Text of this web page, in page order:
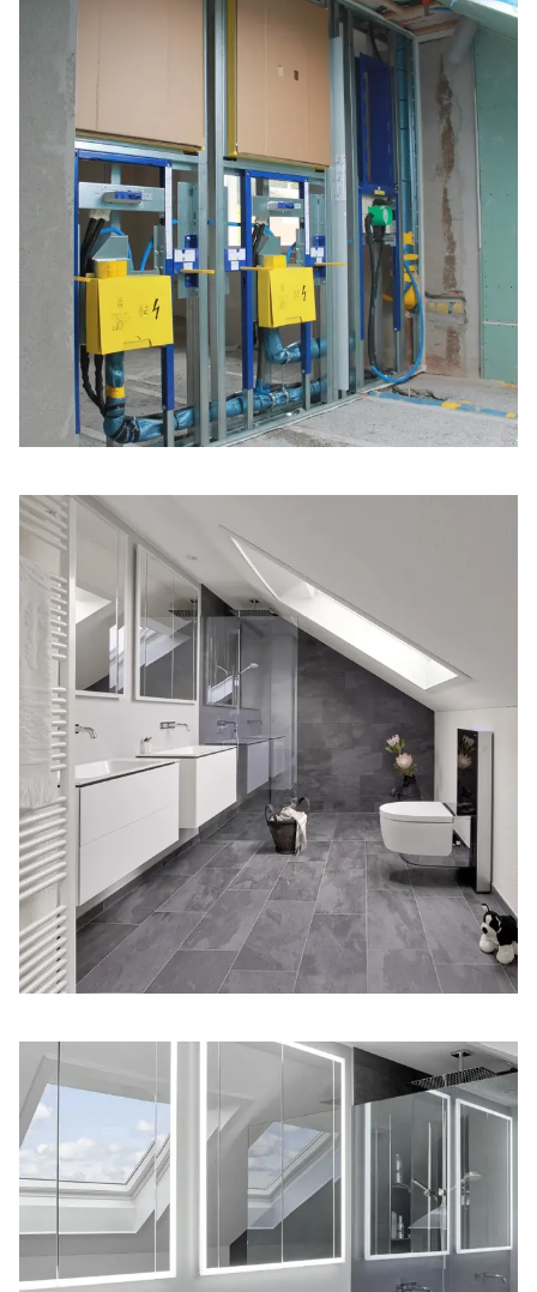
edilir. Baş yüksekliği en az 20 santimetre, tepe duşları
için ise en az 40 santimetre olmalıdır. Çatı eğimi çok
fazlaysa duşun odanın ortasına taşınması da önerilir.
Alçıpan eklenerek duş tamamen odanın içine bile
taşınabilir. Alan darlığı nedeniyle açık duşlar veya
kanatlı kapılar da tavsiye edilir.